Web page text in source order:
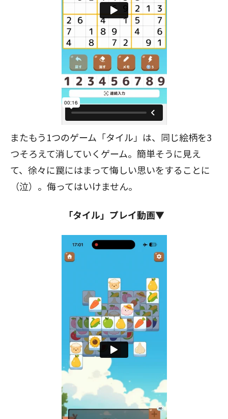
またもう1つのゲーム「タイル」は、同じ絵柄を3
つそろえて消していくゲーム。簡単そうに見え
て、徐々に罠にはまって悔しい思いをすることに
（泣）。侮ってはいけません。
「タイル」プレイ動画▼